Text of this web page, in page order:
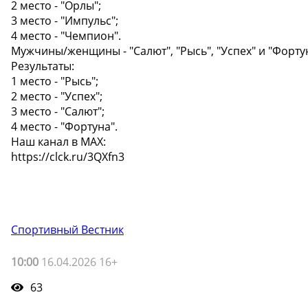
2 место - "Орлы";
3 место - "Импульс";
4 место - "Чемпион".
Мужчины/женщины - "Салют", "Рысь", "Успех" и
Результаты:
1 место - "Рысь";
2 место - "Успех";
3 место - "Салют";
4 место - "Фортуна".
Наш канал в МАХ:
https://clck.ru/3QXfn3
Спортивный Вестник
10:00 16.04.2026 16+
63